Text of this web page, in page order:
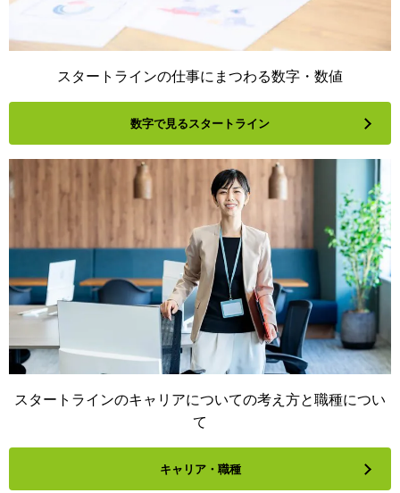
スタートラインの仕事にまつわる数字・数値
数字で見るスタートライン
スタートラインのキャリアについての考え方と職種につい
て
キャリア・職種